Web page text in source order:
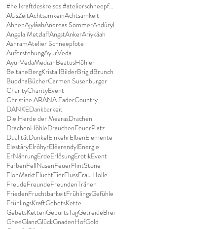
#heilkraftdeskreises #atelierschneepfote #katharin
AUsZeitAchtsamkeinAchtsamkeit
AhnenAjylâahAndreas SommerAndûryl
Angela MetzlaffAngstAnkerAriykâah
AshramAtelier Schneepfote
AuferstehungAyurVeda
AyurVedaMedizinBeatusHöhlen
BeltaneBergKristallBilderBrigidBrunch
BuddhaBücherCarmen Susenburger
CharityCharityEvent
Christine ARANA FaderCountry
DANKEDankbarkeit
Die Herde der MearasDrachen
DrachenHöhleDrauchenFeuerPlatz
DualitätDunkelEinkehrElbenElemente
ElestâryElrôhyrElêarendylEnergie
ErNährungErdeErlösungErotikEvent
FarbenFellNasenFeuerFlintStone
FlohMarktFluchtTierFlussFrau Holle
FreudeFreundeFreundenTränen
FriedenFruchtbarkeitFrühlingsGefühle
FrühlingsKraftGebetsKette
GebetsKettenGeburtsTagGetreideBrei
GheeGlanzGlückGnadenHofGold